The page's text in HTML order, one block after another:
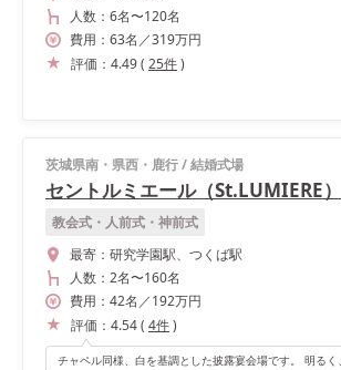
人数： 6名〜120名
費用： 63名 ／319万円
評価： 4.49( 25件)
茨城県南・県西・鹿行/結婚式場
セントルミエール（St.LUMIERE）
教会式・人前式・神前式
最寄： 研究学園駅、つくば駅
人数： 2名〜160名
費用： 42名 ／192万円
評価： 4.54( 4件)